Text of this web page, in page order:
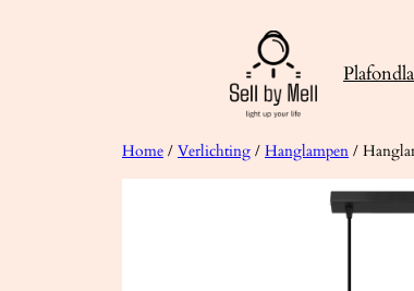
Home / Verlichting / Hanglampen /